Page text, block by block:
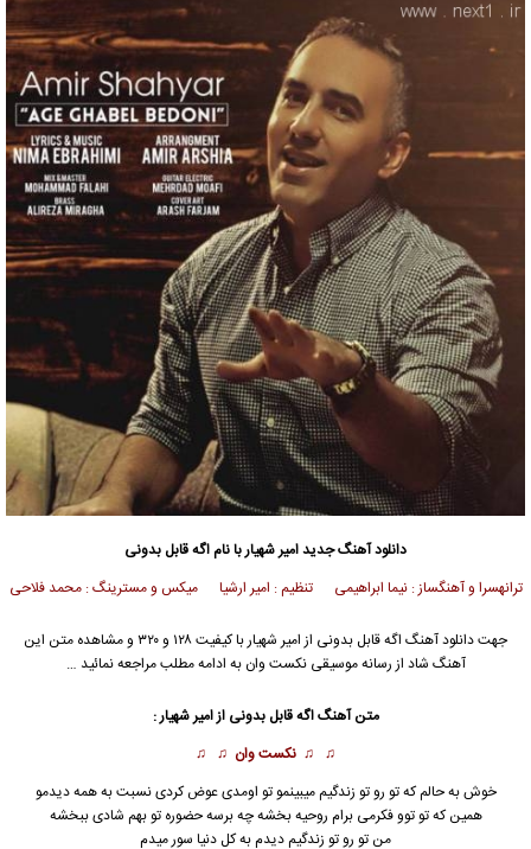
دانلود آهنگ جدیدامیر شهیاربا نام اگه قابل بدونی
ترانهسرا و آهنگساز : نیما ابراهیمی تنظیم : امیر ارشیا میکس و مسترینگ : محمد فلاحی
جهت دانلود آهنگ اگه قابل بدونی از امیر شهیار
با کیفیت ۱۲۸ و ۳۲۰ و مشاهده متن این
آهنگ شاد از رسانه موسیقی نکست وان به ادامه مطلب مراجعه نمائید …
متن آهنگ اگه قابل بدونی از امیر شهیار :
♫ ♫ نکست وان ♫ ♫
خوش به حالم که تو رو تو زندگیم میبینمو تو اومدی عوض کردی نسبت به همه دیدمو
همین که تو توو فکرمی برام روحیه بخشه چه برسه حضوره تو بهم شادی ببخشه
من تو رو تو زندگیم دیدم به کل دنیا سور میدم